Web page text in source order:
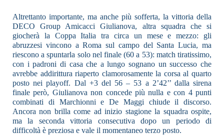
Altrettanto importante, ma anche più sofferta, la vittoria della
DECO Group Amicacci Giulianova, altra squadra che si
giocherà la Coppa Italia tra circa un mese e mezzo: gli
abruzzesi vincono a Roma sul campo del Santa Lucia, ma
riescono a spuntarla solo nel finale (60 a 53): match tiratissimo,
con i padroni di casa che a lungo sognano un successo che
avrebbe addirittura riaperto clamorosamente la corsa al quarto
posto nei playoff. Dal +3 del 56 – 53 a 2’42’’ dalla sirena
finale però, Giulianova non concede più nulla e con 4 punti
combinati di Marchionni e De Maggi chiude il discorso.
Ancora non brilla come ad inizio stagione la squadra ospite,
ma la seconda vittoria consecutiva dopo un periodo di
difficoltà è preziosa e vale il momentaneo terzo posto.